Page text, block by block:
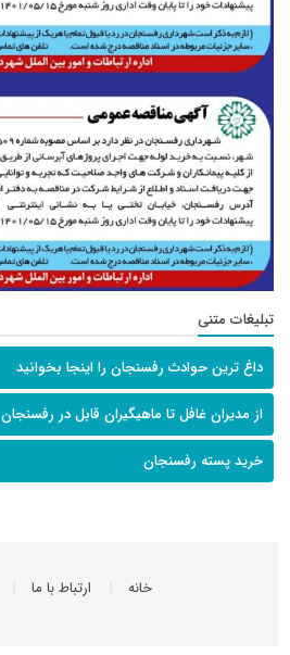
تبلیغات متنی
داغ ترین حوادث رفسنجان را اینجا بخوانید
از مدیران غافل تا ماهیگیران قابل در رفسنجان
خرید پسته رفسنجان
خانه ارتباط با ما